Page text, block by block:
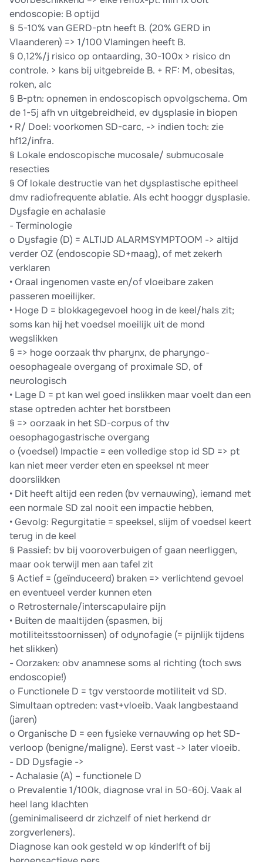
endoscopie: B optijd
§ 5-10% van GERD-ptn heeft B. (20% GERD in
Vlaanderen) => 1/100 Vlamingen heeft B.
§ 0,12%/j risico op ontaarding, 30-100x > risico dn
controle. > kans bij uitgebreide B. + RF: M, obesitas,
roken, alc
§ B-ptn: opnemen in endoscopisch opvolgschema. Om
de 1-5j afh vn uitgebreidheid, ev dysplasie in biopen
• R/ Doel: voorkomen SD-carc, -> indien toch: zie
hf12/infra.
§ Lokale endoscopische mucosale/ submucosale
resecties
§ Of lokale destructie van het dysplastische epitheel
dmv radiofrequente ablatie. Als echt hooggr dysplasie.
Dysfagie en achalasie
- Terminologie
o Dysfagie (D) = ALTIJD ALARMSYMPTOOM -> altijd
verder OZ (endoscopie SD+maag), of met zekerh
verklaren
• Oraal ingenomen vaste en/of vloeibare zaken
passeren moeilijker.
• Hoge D = blokkagegevoel hoog in de keel/hals zit;
soms kan hij het voedsel moeilijk uit de mond
wegslikken
§ => hoge oorzaak thv pharynx, de pharyngo-
oesophageale overgang of proximale SD, of
neurologisch
• Lage D = pt kan wel goed inslikken maar voelt dan een
stase optreden achter het borstbeen
§ => oorzaak in het SD-corpus of thv
oesophagogastrische overgang
o (voedsel) Impactie = een volledige stop id SD => pt
kan niet meer verder eten en speeksel nt meer
doorslikken
• Dit heeft altijd een reden (bv vernauwing), iemand met
een normale SD zal nooit een impactie hebben,
• Gevolg: Regurgitatie = speeksel, slijm of voedsel keert
terug in de keel
§ Passief: bv bij vooroverbuigen of gaan neerliggen,
maar ook terwijl men aan tafel zit
§ Actief = (geïnduceerd) braken => verlichtend gevoel
en eventueel verder kunnen eten
o Retrosternale/interscapulaire pijn
• Buiten de maaltijden (spasmen, bij
motiliteitsstoornissen) of odynofagie (= pijnlijk tijdens
het slikken)
- Oorzaken: obv anamnese soms al richting (toch sws
endoscopie!)
o Functionele D = tgv verstoorde motiliteit vd SD.
Simultaan optreden: vast+vloeib. Vaak langbestaand
(jaren)
o Organische D = een fysieke vernauwing op het SD-
verloop (benigne/maligne). Eerst vast -> later vloeib.
- DD Dysfagie ->
- Achalasie (A) – functionele D
o Prevalentie 1/100k, diagnose vral in 50-60j. Vaak al
heel lang klachten
(geminimaliseerd dr zichzelf of niet herkend dr
zorgverleners).
Diagnose kan ook gesteld w op kinderlft of bij